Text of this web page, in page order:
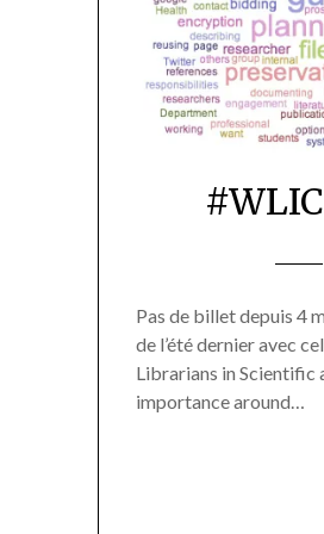
Pas de billet depuis 4
de l’été dernier avec
Librarians in Scientific
importance around…